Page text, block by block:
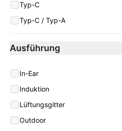
Typ-C
Typ-C / Typ-A
Ausführung
Ausführung
In-Ear
Induktion
Lüftungsgitter
Outdoor